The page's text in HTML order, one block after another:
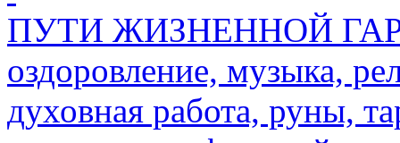
ПУТИ ЖИЗНЕННОЙ
оздоровление, музыка,
духовная работа, руны,